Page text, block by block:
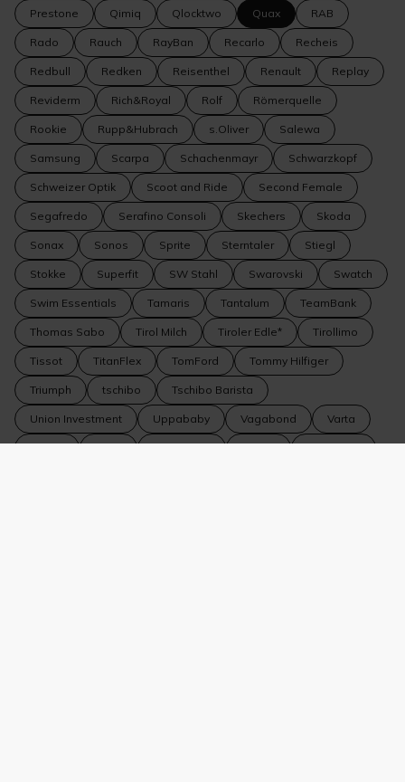
Prestone Qimiq Qlocktwo Quax RAB
Rado Rauch RayBan Recarlo Recheis
Redbull Redken Reisenthel Renault Replay
Reviderm Rich&Royal Rolf Römerquelle
Rookie Rupp&Hubrach s.Oliver Salewa
Samsung Scarpa Schachenmayr Schwarzkopf
Schweizer Optik Scoot and Ride Second Female
Segafredo Serafino Consoli Skechers Skoda
Sonax Sonos Sprite Sterntaler Stiegl
Stokke Superfit SW Stahl Swarovski Swatch
Swim Essentials Tamaris Tantalum TeamBank
Thomas Sabo Tirol Milch Tiroler Edle* Tirollimo
Tissot TitanFlex TomFord Tommy Hilfiger
Triumph tschibo Tschibo Barista
Union Investment Uppababy Vagabond Varta
Vedes VEER Vero Moda Vespa Veto Nails